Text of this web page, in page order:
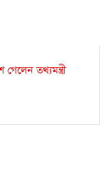
তথ্যমন্ত্রী